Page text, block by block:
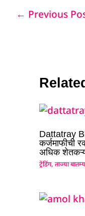
e
k
s
← Previous
Dattatray
कर्जमाफीची
अधिक
ट्रेंडिंग,ताज्या